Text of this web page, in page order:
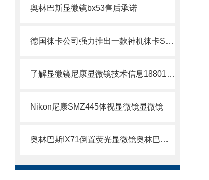
奥林巴斯显微镜bx53售后承诺
德国徕卡公司强力推出一款神机徕卡S8 APO体视显微镜
了解显微镜尼康显微镜技术信息18801100233
Nikon尼康SMZ445体视显微镜显微镜
奥林巴斯IX71倒置荧光显微镜奥林巴斯IX71